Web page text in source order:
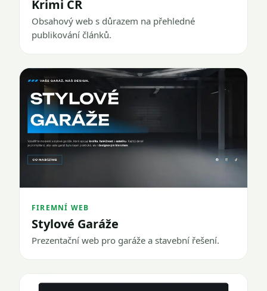
Krimi ČR
Obsahový web s důrazem na přehledné
publikování článků.
FIREMNÍ WEB
Stylové Garáže
Prezentační web pro garáže a stavební řešení.